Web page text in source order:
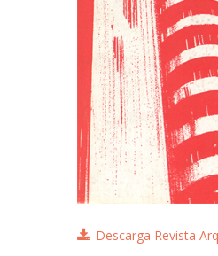
Descarga Revista